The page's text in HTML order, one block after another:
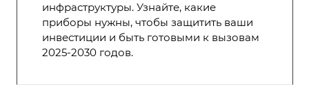
инфраструктуры. Узнайте, какие
приборы нужны, чтобы защитить ваши
инвестиции и быть готовыми к вызовам
2025-2030 годов.